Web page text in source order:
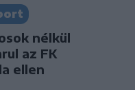
nélkül
az FK
ellen